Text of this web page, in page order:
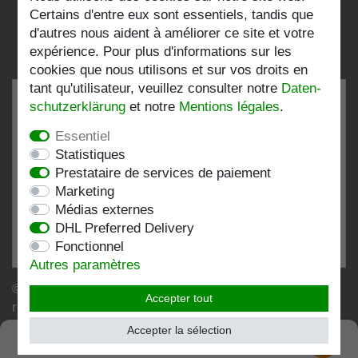
de 196 Évaluations
chez:shopvote.de, Amazon
Voir le profil d'évaluation sur SHOPVOTE.DE
Informations sur l'authenticité des évaluations des clients
© Copyright 2026 | Stockshop.de GmbH. Tous droits
réservés.
Certains d'entre eux sont essentiels, tandis que
d'autres nous aident à améliorer ce site et votre
expérience. Pour plus d'informations sur les
cookies que nous utilisons et sur vos droits en
tant qu'utilisateur, veuillez consulter notre Daten­
schutz­erklärung et notre Mentions légales.
Essentiel
Statistiques
Prestataire de services de paiement
Marketing
Médias externes
DHL Preferred Delivery
Fonctionnel
Autres paramètres
Accepter tout
Accepter la sélection
SEHR GUT